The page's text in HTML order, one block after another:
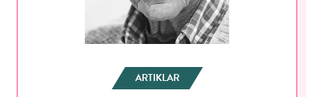
ARTIKLAR